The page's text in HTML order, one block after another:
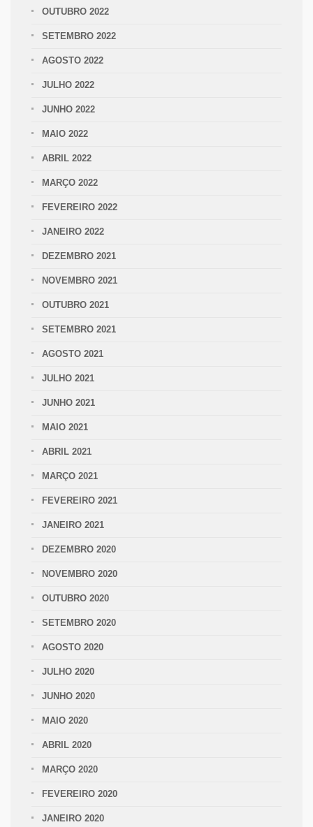
OUTUBRO 2022
SETEMBRO 2022
AGOSTO 2022
JULHO 2022
JUNHO 2022
MAIO 2022
ABRIL 2022
MARÇO 2022
FEVEREIRO 2022
JANEIRO 2022
DEZEMBRO 2021
NOVEMBRO 2021
OUTUBRO 2021
SETEMBRO 2021
AGOSTO 2021
JULHO 2021
JUNHO 2021
MAIO 2021
ABRIL 2021
MARÇO 2021
FEVEREIRO 2021
JANEIRO 2021
DEZEMBRO 2020
NOVEMBRO 2020
OUTUBRO 2020
SETEMBRO 2020
AGOSTO 2020
JULHO 2020
JUNHO 2020
MAIO 2020
ABRIL 2020
MARÇO 2020
FEVEREIRO 2020
JANEIRO 2020